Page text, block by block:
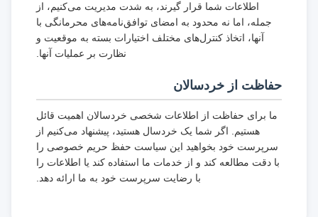
اطلاعات شما قرار گیرند، به شدت مدیریت می‌کنیم، از
جمله، اما نه محدود به امضای توافق‌نامه‌های محرمانگی با
آنها، اتخاذ کنترل‌های مختلف اختیارات بسته به موقعیت و
نظارت بر عملیات آنها.
حفاظت از خردسالان
ما برای حفاظت از اطلاعات شخصی خردسالان اهمیت قائل
هستیم. اگر شما یک خردسال هستید، پیشنهاد می‌کنیم از
سرپرست خود بخواهید این سیاست حفظ حریم خصوصی را
با دقت مطالعه کند و از خدمات ما استفاده کند یا اطلاعات را
با رضایت سرپرست خود به ما ارائه دهد.